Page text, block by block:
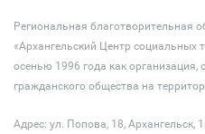
Региональная благотворительная
«Архангельский Центр социальных
осенью 1996 года как
гражданского общества на
Адрес: ул. Попова, 18, Архангельск,